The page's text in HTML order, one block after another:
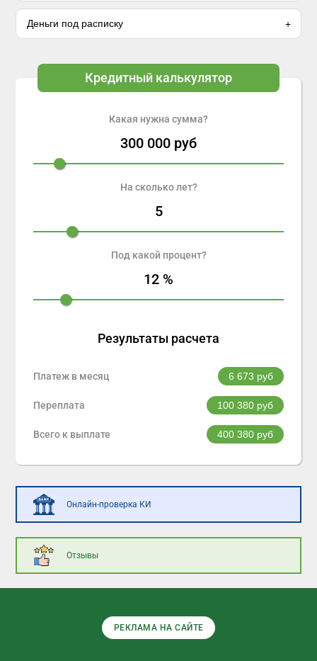
Деньги под расписку
Кредитный калькулятор
Какая нужна сумма?
300 000 руб
На сколько лет?
5
Под какой процент?
12 %
Результаты расчета
Платеж в месяц 6 673 руб
Переплата 100 380руб
Всего к выплате 400 380руб
Онлайн-проверка КИ
Отзывы
РЕКЛАМА НА САЙТЕ